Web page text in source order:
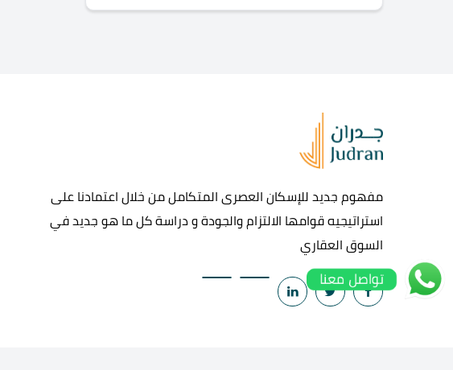
مفهوم جديد للإسكان العصرى المتكامل من خلال اعتمادنا على
استراتيجيه قوامها الالتزام والجودة و دراسة كل ما هو جديد في
السوق العقاري
تواصل معنا